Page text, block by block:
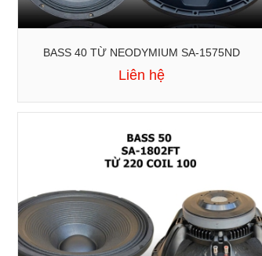
BASS 40 TỪ NEODYMIUM SA-1575ND
Liên hệ